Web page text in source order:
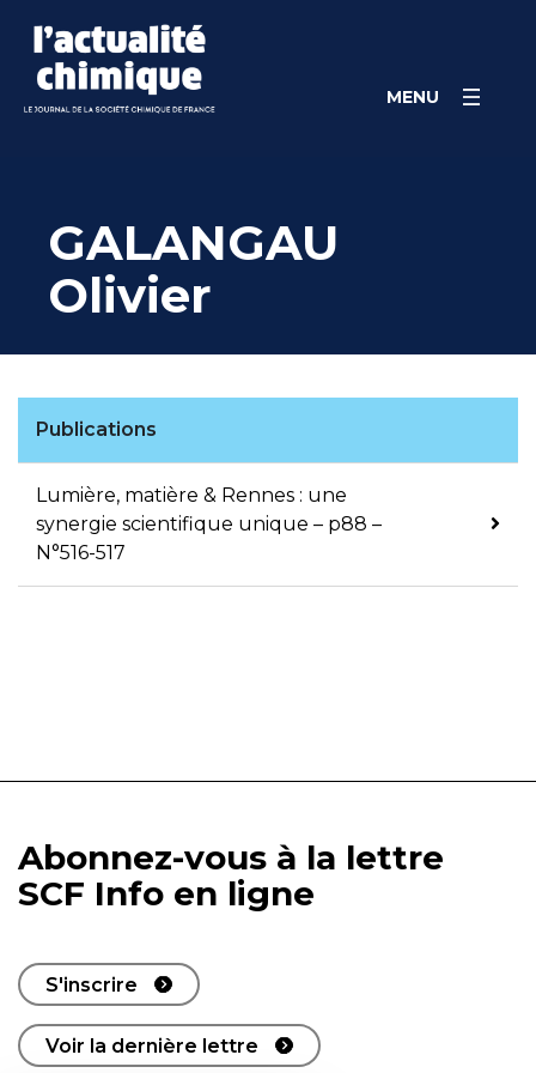
content
MENU
GALANGAU
Olivier
Publications
Lumière, matière & Rennes : une
synergie scientifique unique – p88 –
N°516-517
Abonnez-vous à la lettre
SCF Info en ligne
S'inscrire
Voir la dernière lettre